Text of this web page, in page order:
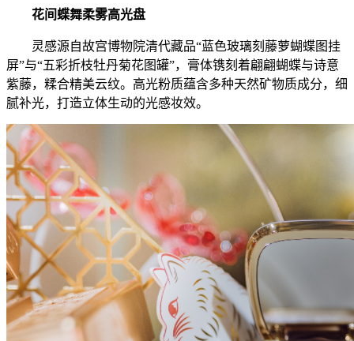
花间蝶舞柔雾高光盘
灵感源自故宫博物院清代藏品“蓝色玻璃刻藤萝蝴蝶图挂
屏”与“五彩折枝牡丹菊花图罐”，膏体镌刻着翩翩蝴蝶与诗意
紫藤，糅合精美云纹。高光粉质蕴含多种天然矿物质成分，细
腻补光，打造立体生动的光感妆效。